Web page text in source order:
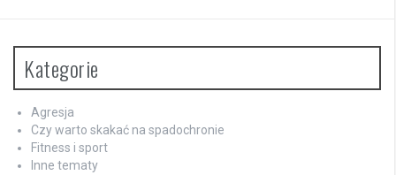
Kategorie
Agresja
Czy warto skakać na spadochronie
Fitness i sport
Inne tematy